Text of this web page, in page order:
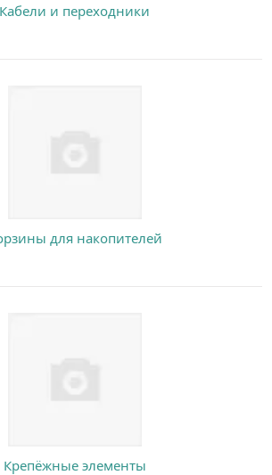
Кабели и переходники
для накопителей
Крепёжные элементы